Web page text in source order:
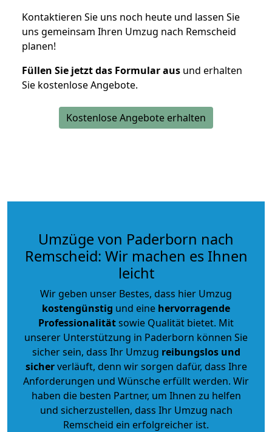
Kontaktieren Sie uns noch heute und lassen Sie
uns gemeinsam Ihren Umzug nach Remscheid
planen!
Füllen Sie jetzt das Formular aus und erhalten
Sie kostenlose Angebote.
Kostenlose Angebote erhalten
Umzüge von Paderborn nach
Remscheid: Wir machen es Ihnen
leicht
Wir geben unser Bestes, dass hier Umzug
kostengünstig und eine hervorragende
Professionalitätsowie Qualität bietet. Mit
unserer Unterstützung in Paderborn können Sie
sicher sein, dass Ihr Umzug reibungslos und
sicherverläuft, denn wir sorgen dafür, dass Ihre
Anforderungen und Wünsche erfüllt werden. Wir
haben die besten Partner, um Ihnen zu helfen
und sicherzustellen, dass Ihr Umzug nach
Remscheid ein erfolgreicher ist.